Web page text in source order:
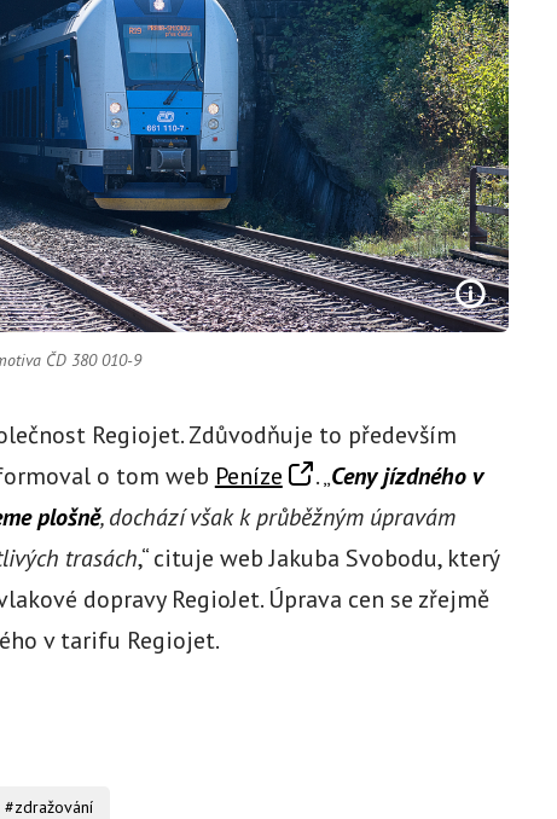
ČD 380 010-9
Regiojet. Zdůvodňuje to především
o tom web Peníze . „Ceny jízdného v
plošně, dochází však k průběžným úpravám
trasách,“ cituje web Jakuba Svobodu, který
dopravy RegioJet. Úprava cen se zřejmě
v tarifu Regiojet.
#zdražování